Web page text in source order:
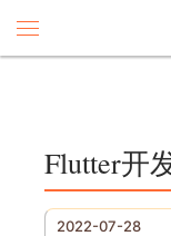
Flutter开
2022-07-28